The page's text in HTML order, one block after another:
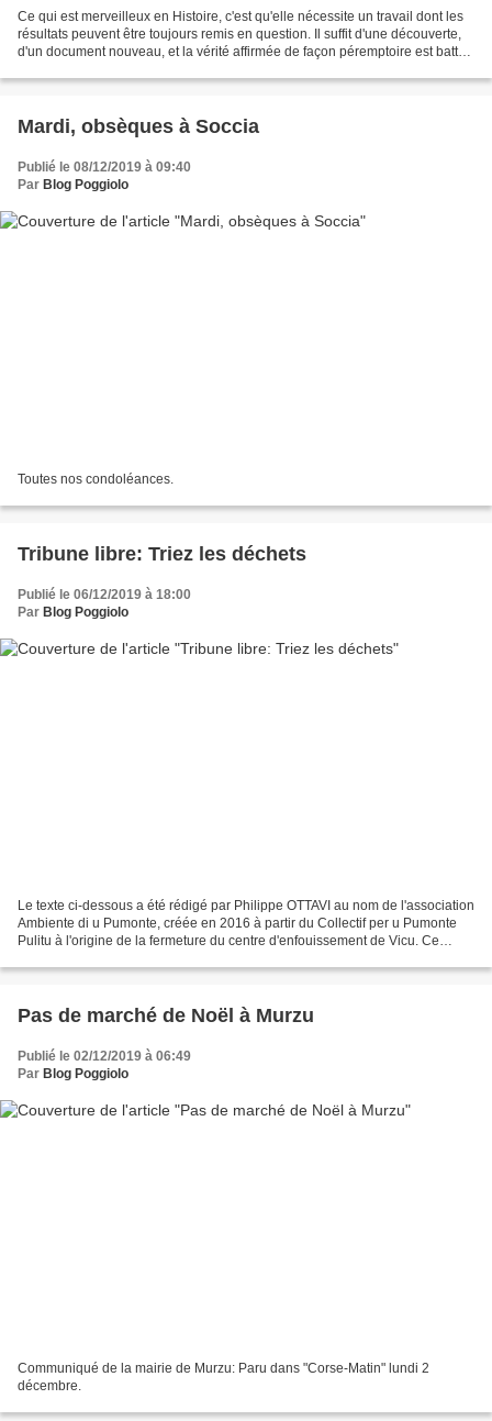
Ce qui est merveilleux en Histoire, c'est qu'elle nécessite un travail dont les
résultats peuvent être toujours remis en question. Il suffit d'une découverte,
d'un document nouveau, et la vérité affirmée de façon péremptoire est battue
Mardi, obsèques à Soccia
Publié le 08/12/2019 à 09:40
Par Blog Poggiolo
Toutes nos condoléances.
Tribune libre: Triez les déchets
Publié le 06/12/2019 à 18:00
Par Blog Poggiolo
Le texte ci-dessous a été rédigé par Philippe OTTAVI au nom de l'association
Ambiente di u Pumonte, créée en 2016 à partir du Collectif per u Pumonte
Pulitu à l'origine de la fermeture du centre d'enfouissement de Vicu. Ce
Pas de marché de Noël à Murzu
Publié le 02/12/2019 à 06:49
Par Blog Poggiolo
Communiqué de la mairie de Murzu: Paru dans "Corse-Matin" lundi 2
décembre.